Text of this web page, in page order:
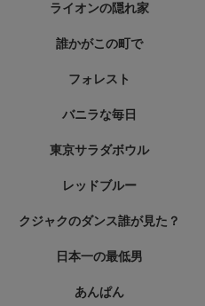
ライオンの隠れ家
誰かがこの町で
フォレスト
バニラな毎日
東京サラダボウル
レッドブルー
クジャクのダンス誰が見た？
日本一の最低男
あんぱん